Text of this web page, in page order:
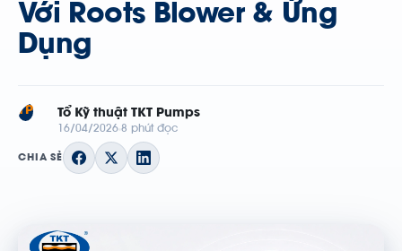
Với Roots Blower & Ứng
Dụng
TP Tổ Kỹ thuật TKT Pumps
16/04/2026 8 phút đọc
CHIA SẺ